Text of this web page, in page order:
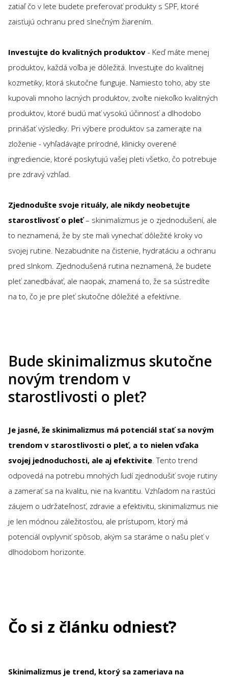
zatiaľ čo v lete budete preferovať produkty s SPF, ktoré
zaisťujú ochranu pred slnečným žiarením.
Investujte do kvalitných produktov - Keď máte menej
produktov, každá voľba je dôležitá. Investujte do kvalitnej
kozmetiky, ktorá skutočne funguje. Namiesto toho, aby ste
kupovali mnoho lacných produktov, zvoľte niekoľko kvalitných
produktov, ktoré budú mať vysokú účinnosť a dlhodobo
prinášať výsledky. Pri výbere produktov sa zamerajte na
zloženie - vyhľadávajte prírodné, klinicky overené
ingrediencie, ktoré poskytujú vašej pleti všetko, čo potrebuje
pre zdravý vzhľad.
Zjednodušte svoje rituály, ale nikdy neobetujte
starostlivosť o pleť– skinimalizmus je o zjednodušení, ale
to neznamená, že by ste mali vynechať dôležité kroky vo
svojej rutine. Nezabudnite na čistenie, hydratáciu a ochranu
pred slnkom. Zjednodušená rutina neznamená, že budete
pleť zanedbávať, ale naopak, znamená to, že sa sústredíte
na to, čo je pre pleť skutočne dôležité a efektívne.
Bude skinimalizmus skutočne
novým trendom v
starostlivosti o pleť?
Je jasné, že skinimalizmus má potenciál stať sa novým
trendom v starostlivosti o pleť, a to nielen vďaka
svojej jednoduchosti, ale aj efektivite . Tento trend
odpovedá na potrebu mnohých ľudí zjednodušiť svoje rutiny
a zamerať sa na kvalitu, nie na kvantitu. Vzhľadom na rastúci
záujem o udržateľnosť, zdravie a efektivitu, skinimalizmus nie
je len módnou záležitosťou, ale prístupom, ktorý má
potenciál ovplyvniť spôsob, akým sa staráme o našu pleť v
dlhodobom horizonte.
Čo si z článku odniesť?
Skinimalizmus je trend, ktorý sa zameriava na